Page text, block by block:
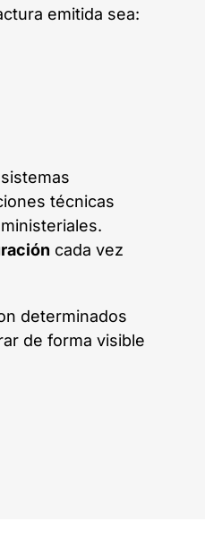
emitida sea:
técnicas
cada vez
determinados
de forma visible